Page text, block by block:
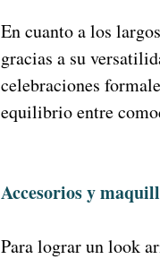
En cuanto a los
gracias a su
celebraciones
equilibrio entre
Accesorios y
Para lograr un look